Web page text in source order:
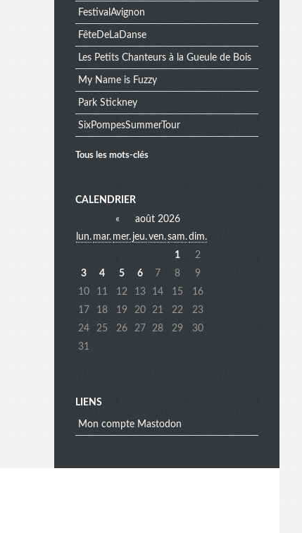
FestivalAvignon
FêteDeLaDanse
Les Petits Chanteurs à la Gueule de Bois
My Name is Fuzzy
Park Stickney
SixPompesSummerTour
Tous les mots-clés
M
e
n
u
e
x
CALENDRIER
«
août 2026
lun. mar. mer. jeu.ven.sam.dim.
1
2
3
4 5 6 7 8
9
10
11 12 13 14 15
16
17
18 19 20 21 22
23
24
25 26 27 28 29
30
31
LIENS
Mon compte Mastodon